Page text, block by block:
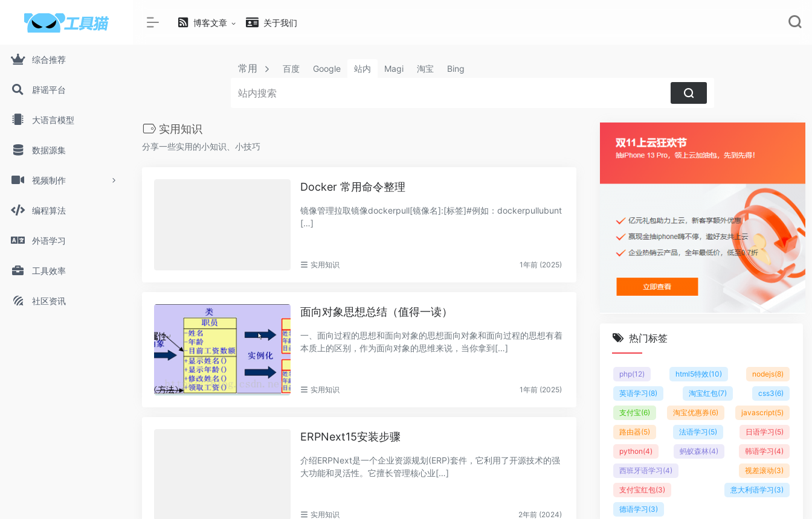
综合推荐
辟谣平台
大语言模型
数据源集
视频制作
编程算法
外语学习
工具效率
社区资讯
博客文章 关于我们
常用 百度 Google 站内 Magi 淘宝 Bing
实用知识
分享一些实用的小知识、小技巧
Docker 常用命令整理
镜像管理拉取镜像dockerpull[镜像名]:[标签]#例如：dockerpullubunt
[…]
实用知识 1年前 (2025)
面向对象思想总结（值得一读）
一、面向过程的思想和面向对象的思想面向对象和面向过程的思想有着
本质上的区别，作为面向对象的思维来说，当你拿到[…]
实用知识 1年前 (2025)
ERPNext15安装步骤
介绍ERPNext是一个企业资源规划(ERP)套件，它利用了开源技术的强
大功能和灵活性。它擅长管理核心业[…]
实用知识 2年前 (2024)
热门标签
php(12) html5特效(10) nodejs(8)
英语学习(8) 淘宝红包(7) css3(6)
支付宝(6) 淘宝优惠券(6) javascript(5)
路由器(5) 法语学习(5) 日语学习(5)
python(4) 蚂蚁森林(4) 韩语学习(4)
西班牙语学习 (4) 视差滚动(3)
支付宝红包(3) 意大利语学习(3)
德语学习(3)